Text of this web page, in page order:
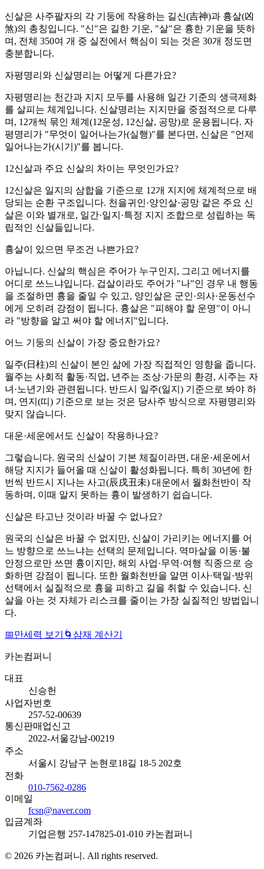
신살은 사주팔자의 각 기둥에 작용하는 길신(吉神)과 흉살(凶
煞)의 총칭입니다. "신"은 길한 기운, "살"은 흉한 기운을 뜻하
며, 전체 350여 개 중 실전에서 핵심이 되는 것은 30개 정도면
충분합니다.
자평명리와 신살명리는 어떻게 다른가요?
자평명리는 천간과 지지 모두를 사용해 일간 기준의 생극제화
를 살피는 체계입니다. 신살명리는 지지만을 중점적으로 다루
며, 12개씩 묶인 체계(12운성, 12신살, 공망)로 운용됩니다. 자
평명리가 "무엇이 일어나는가(실행)"를 본다면, 신살은 "언제
일어나는가(시기)"를 봅니다.
12신살과 주요 신살의 차이는 무엇인가요?
12신살은 일지의 삼합을 기준으로 12개 지지에 체계적으로 배
당되는 순환 구조입니다. 천을귀인·양인살·공망 같은 주요 신
살은 이와 별개로, 일간·일지·특정 지지 조합으로 성립하는 독
립적인 신살들입니다.
흉살이 있으면 무조건 나쁜가요?
아닙니다. 신살의 핵심은 주어가 누구인지, 그리고 에너지를
어디로 쓰느냐입니다. 겁살이라도 주어가 "나"인 경우 내 행동
을 조절하면 흉을 줄일 수 있고, 양인살은 군인·의사·운동선수
에게 오히려 강점이 됩니다. 흉살은 "피해야 할 운명"이 아니
라 "방향을 알고 써야 할 에너지"입니다.
어느 기둥의 신살이 가장 중요한가요?
일주(日柱)의 신살이 본인 삶에 가장 직접적인 영향을 줍니다.
월주는 사회적 활동·직업, 년주는 조상·가문의 환경, 시주는 자
녀·노년기와 관련됩니다. 반드시 일주(일지) 기준으로 봐야 하
며, 연지(띠) 기준으로 보는 것은 당사주 방식으로 자평명리와
맞지 않습니다.
대운·세운에서도 신살이 작용하나요?
그렇습니다. 원국의 신살이 기본 체질이라면, 대운·세운에서
해당 지지가 들어올 때 신살이 활성화됩니다. 특히 30년에 한
번씩 반드시 지나는 사고(辰戌丑未) 대운에서 월화천반이 작
동하며, 이때 알지 못하는 흉이 발생하기 쉽습니다.
신살은 타고난 것이라 바꿀 수 없나요?
원국의 신살은 바꿀 수 없지만, 신살이 가리키는 에너지를 어
느 방향으로 쓰느냐는 선택의 문제입니다. 역마살을 이동·불
안정으로만 쓰면 흉이지만, 해외 사업·무역·여행 직종으로 승
화하면 강점이 됩니다. 또한 월화천반을 알면 이사·택일·방위
선택에서 실질적으로 흉을 피하고 길을 취할 수 있습니다. 신
살을 아는 것 자체가 리스크를 줄이는 가장 실질적인 방법입니
다.
📅만세력 보기 🌀 삼재 계산기
카논컴퍼니
대표
신승헌
사업자번호
257-52-00639
통신판매업신고
2022-서울강남-00219
주소
서울시 강남구 논현로18길 18-5 202호
전화
010-7562-0286
이메일
fcsn@naver.com
입금계좌
기업은행 257-147825-01-010 카논컴퍼니
© 2026 카논컴퍼니. All rights reserved.